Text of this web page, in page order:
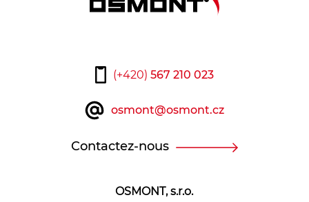
OSMONT, s.r.o.
(+420) 567 210 023
osmont@osmont.cz
Contactez-nous